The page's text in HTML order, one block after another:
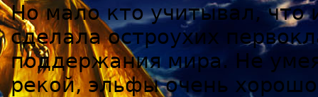
Но мало кто учитывал,
сделала остроухих
поддержания мира. Не
рекой, эльфы очень